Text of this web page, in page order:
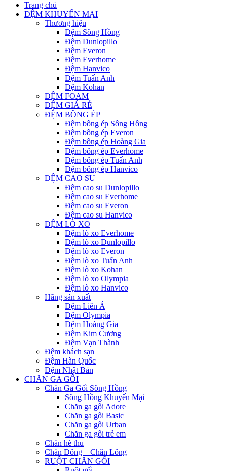
Trang chủ
ĐỆM KHUYẾN MẠI
Thương hiệu
Đệm Sông Hồng
Đệm Dunlopillo
Đệm Everon
Đệm Everhome
Đệm Hanvico
Đệm Tuấn Anh
Đệm Kohan
ĐỆM FOAM
ĐỆM GIÁ RẺ
ĐỆM BÔNG ÉP
Đệm bông ép Sông Hồng
Đệm bông ép Everon
Đệm bông ép Hoàng Gia
Đệm bông ép Everhome
Đệm bông ép Tuấn Anh
Đệm bông ép Hanvico
ĐỆM CAO SU
Đệm cao su Dunlopillo
Đệm cao su Everhome
Đệm cao su Everon
Đệm cao su Hanvico
ĐỆM LÒ XO
Đệm lò xo Everhome
Đệm lò xo Dunlopillo
Đệm lò xo Everon
Đệm lò xo Tuấn Anh
Đệm lò xo Kohan
Đệm lò xo Olympia
Đệm lò xo Hanvico
Hãng sản xuất
Đệm Liên Á
Đệm Olympia
Đệm Hoàng Gia
Đệm Kim Cương
Đệm Vạn Thành
Đệm khách sạn
Đệm Hàn Quốc
Đệm Nhật Bản
CHĂN GA GỐI
Chăn Ga Gối Sông Hồng
Sông Hồng Khuyến Mại
Chăn ga gối Adore
Chăn ga gối Basic
Chăn ga gối Urban
Chăn ga gối trẻ em
Chăn hè thu
Chăn Đông – Chăn Lông
RUỘT CHĂN GỐI